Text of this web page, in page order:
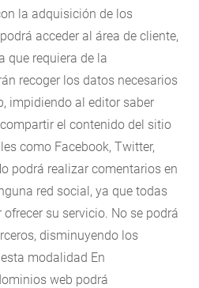
la adquisición de los
acceder al área de cliente,
que requiera de la
recoger los datos necesarios
impidiendo al editor saber
el contenido del sitio
como Facebook, Twitter,
podrá realizar comentarios en
red social, ya que todas
su servicio. No se podrá
disminuyendo los
modalidad En
web podrá